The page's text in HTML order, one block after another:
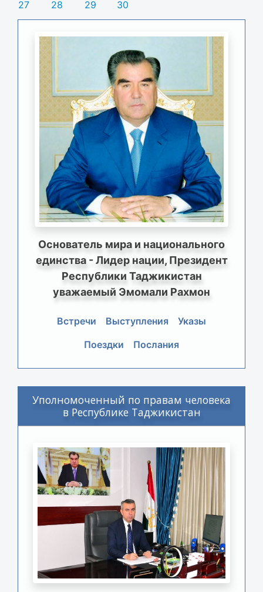
27 28 29 30
Основатель мира и национального
единства - Лидер нации, Президент
Республики Таджикистан
уважаемый Эмомали Рахмон
Встречи Выступления
Указы
Поездки
Послания
Уполномоченный по правам человека
в Республике Таджикистан